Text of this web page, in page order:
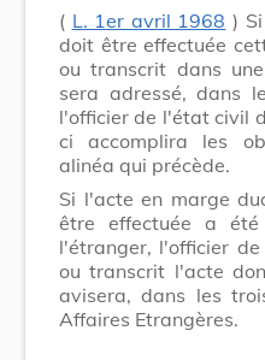
( L. 1er avril 1968 )
doit être effectuée
ou transcrit dans
sera adressé, dans
l'officier de l'état civil
ci accomplira les
alinéa qui précède.
Si l'acte en marge
être effectuée a
l'étranger, l'officier
ou transcrit l'acte
avisera, dans les
Affaires Etrangères.